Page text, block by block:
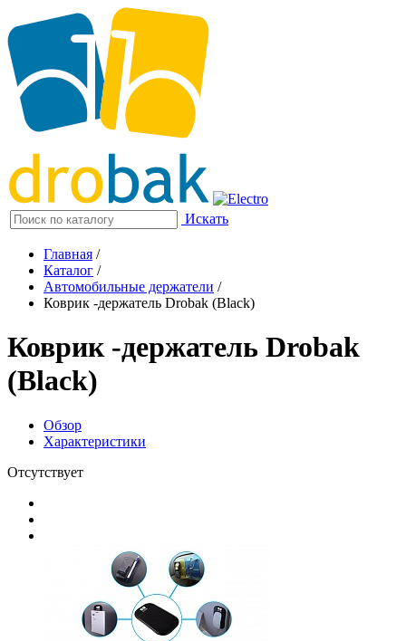
Искать
Главная /
Каталог /
Автомобильные держатели /
Коврик -держатель Drobak (Black)
Коврик -держатель Drobak
(Black)
Обзор
Характеристики
Отсутствует